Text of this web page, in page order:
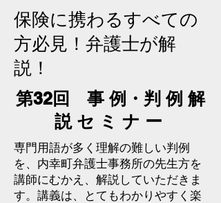
保険に携わるすべての
方必見！弁護士が解
説！
第32回 事 例・判 例 解
説 セ ミ ナ ー
専門用語が多く理解の難しい判例
を、内幸町弁護士事務所の先生方を
講師にむかえ、解説していただきま
す。講義は、とてもわかりやすく楽